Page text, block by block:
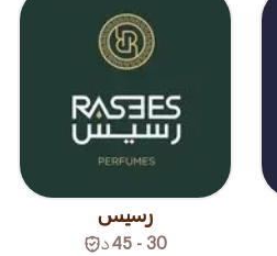
رسيس
30 - 45 د